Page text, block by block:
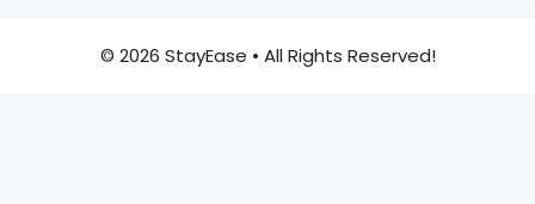
© 2026 StayEase • All Rights Reserved!